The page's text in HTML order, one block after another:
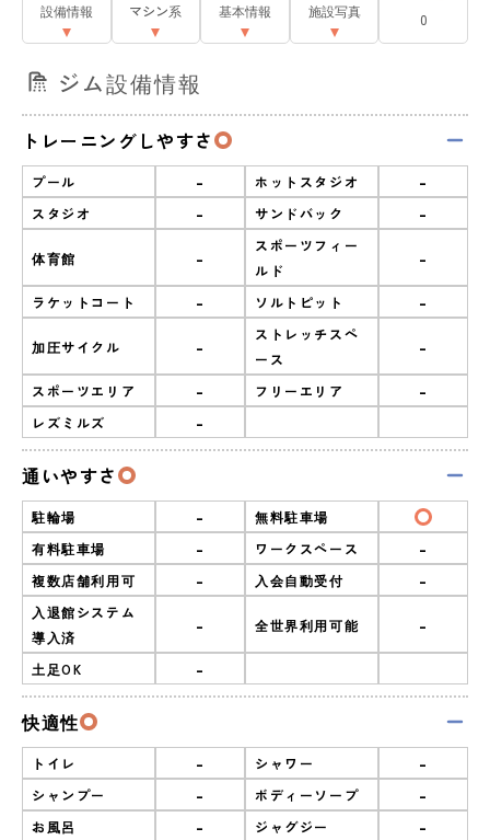
設備情報 マシン系 基本情報 施設写真 0
ジム設備情報
トレーニングしやすさ
プール - ホットスタジオ -
スタジオ - サンドバック -
体育館 -
スポーツフィー
ルド
-
ラケットコート - ソルトピット -
加圧サイクル -
ストレッチスペ
ース
-
スポーツエリア - フリーエリア -
レズミルズ -
通いやすさ
駐輪場 -
無料駐車場
有料駐車場
- ワークスペース -
複数店舗利用可 - 入会自動受付 -
入退館システム
導入済
- 全世界利用可能 -
土足OK -
快適性
トイレ - シャワー -
シャンプー - ボディーソープ -
お風呂 - ジャグジー -